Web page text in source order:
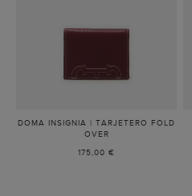
DOMA INSIGNIA | TARJETERO FOLD
OVER
175,00 €